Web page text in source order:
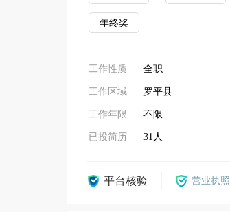
年终奖
工作性质 全职
工作区域 罗平县
工作年限 不限
已投简历 31人
平台核验 营业执照